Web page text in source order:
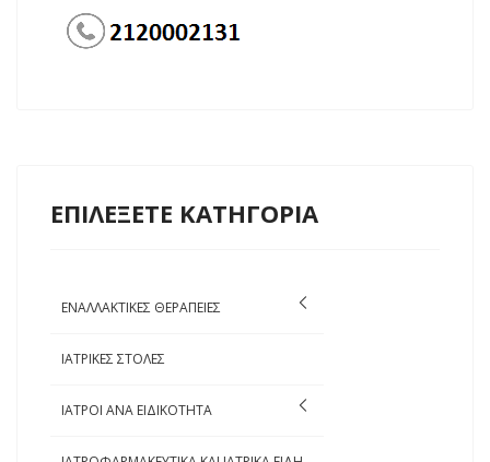
ΕΠΙΛΕΞΕΤΕ ΚΑΤΗΓΟΡΙΑ
ΕΝΑΛΛΑΚΤΙΚΕΣ ΘΕΡΑΠΕΙΕΣ
ΙΑΤΡΙΚΕΣ ΣΤΟΛΕΣ
ΙΑΤΡΟΙ ΑΝΑ ΕΙΔΙΚΟΤΗΤΑ